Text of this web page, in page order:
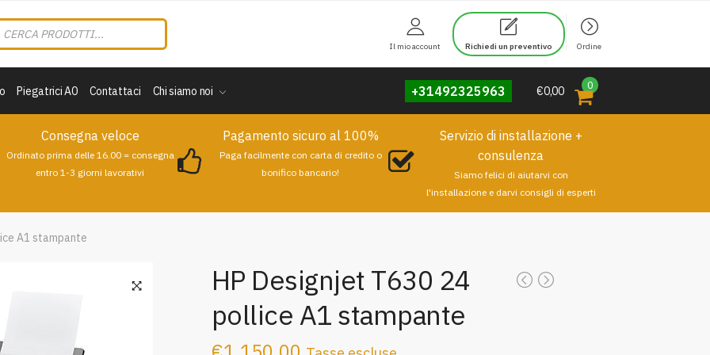
Il mio account Richiedi un preventivo Ordine
Piegatrici A0 Contattaci Chi siamo noi +31492325963 €0,00 0
Consegna veloce
Ordinato prima delle 16.00 = consegna
entro 1-3 giorni lavorativi
Pagamento sicuro al 100%
Paga facilmente con carta di credito o
bonifico bancario!
Servizio di installazione +
consulenza
Siamo felici di aiutarvi con
l'installazione e darvi consigli di esperti
A1 stampante
HP Designjet T630 24
pollice A1 stampante